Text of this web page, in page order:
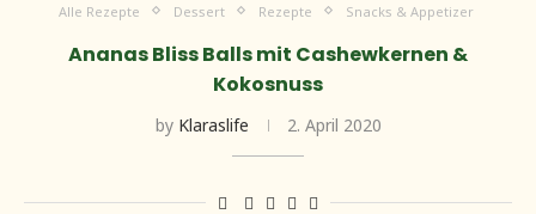
Alle Rezepte Dessert Rezepte Snacks & Appetizer
Ananas Bliss Balls mit Cashewkernen &
Kokosnuss
by Klaraslife 2. April 2020